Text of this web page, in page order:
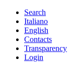
Search
Italiano
English
Contacts
Transparency
Login